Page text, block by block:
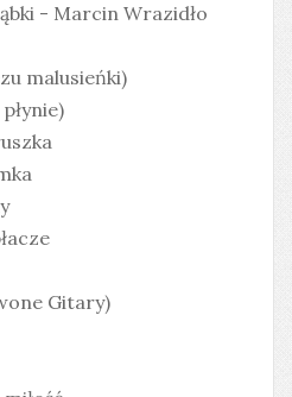
- Marcin Wrazidło
malusieńki)
Gitary)